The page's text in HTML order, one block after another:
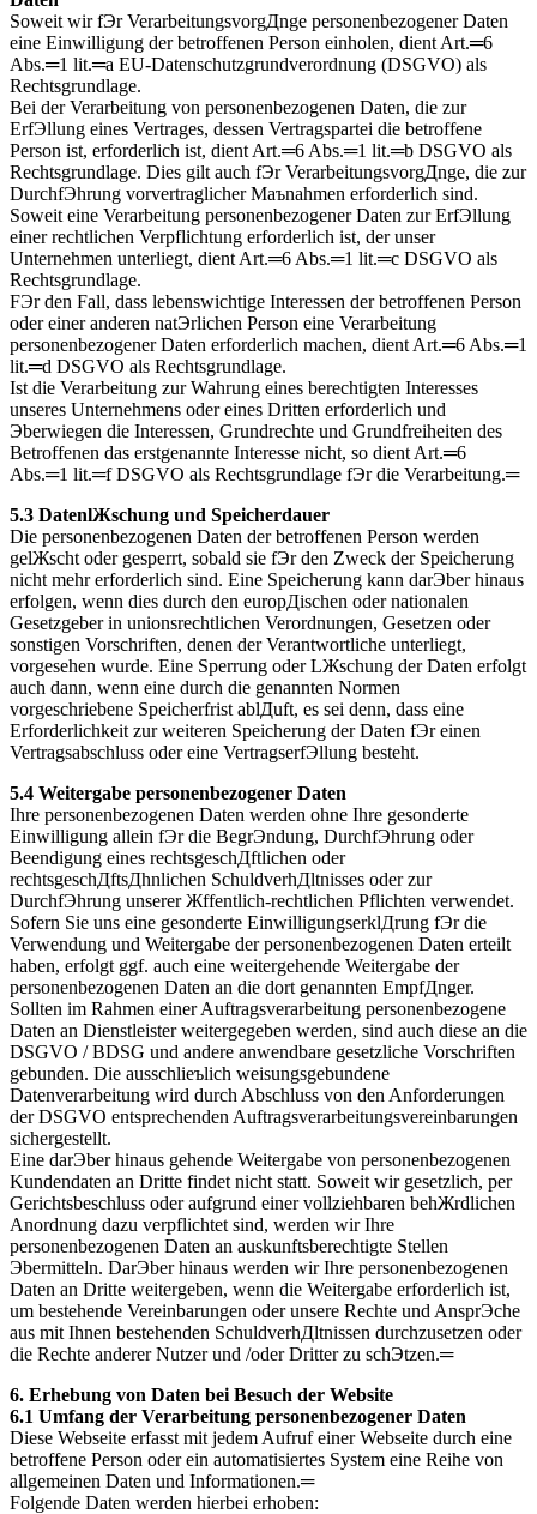
Soweit wir fЭr VerarbeitungsvorgДnge personenbezogener Daten
eine Einwilligung der betroffenen Person einholen, dient Art.═6
Abs.═1 lit.═a EU-Datenschutzgrundverordnung (DSGVO) als
Rechtsgrundlage.
Bei der Verarbeitung von personenbezogenen Daten, die zur
ErfЭllung eines Vertrages, dessen Vertragspartei die betroffene
Person ist, erforderlich ist, dient Art.═6 Abs.═1 lit.═b DSGVO als
Rechtsgrundlage. Dies gilt auch fЭr VerarbeitungsvorgДnge, die zur
DurchfЭhrung vorvertraglicher Maъnahmen erforderlich sind.
Soweit eine Verarbeitung personenbezogener Daten zur ErfЭllung
einer rechtlichen Verpflichtung erforderlich ist, der unser
Unternehmen unterliegt, dient Art.═6 Abs.═1 lit.═c DSGVO als
Rechtsgrundlage.
FЭr den Fall, dass lebenswichtige Interessen der betroffenen Person
oder einer anderen natЭrlichen Person eine Verarbeitung
personenbezogener Daten erforderlich machen, dient Art.═6 Abs.═1
lit.═d DSGVO als Rechtsgrundlage.
Ist die Verarbeitung zur Wahrung eines berechtigten Interesses
unseres Unternehmens oder eines Dritten erforderlich und
Эberwiegen die Interessen, Grundrechte und Grundfreiheiten des
Betroffenen das erstgenannte Interesse nicht, so dient Art.═6
Abs.═1 lit.═f DSGVO als Rechtsgrundlage fЭr die Verarbeitung.═
5.3 DatenlЖschung und Speicherdauer
Die personenbezogenen Daten der betroffenen Person werden
gelЖscht oder gesperrt, sobald sie fЭr den Zweck der Speicherung
nicht mehr erforderlich sind. Eine Speicherung kann darЭber hinaus
erfolgen, wenn dies durch den europДischen oder nationalen
Gesetzgeber in unionsrechtlichen Verordnungen, Gesetzen oder
sonstigen Vorschriften, denen der Verantwortliche unterliegt,
vorgesehen wurde. Eine Sperrung oder LЖschung der Daten erfolgt
auch dann, wenn eine durch die genannten Normen
vorgeschriebene Speicherfrist ablДuft, es sei denn, dass eine
Erforderlichkeit zur weiteren Speicherung der Daten fЭr einen
Vertragsabschluss oder eine VertragserfЭllung besteht.
5.4 Weitergabe personenbezogener Daten
Ihre personenbezogenen Daten werden ohne Ihre gesonderte
Einwilligung allein fЭr die BegrЭndung, DurchfЭhrung oder
Beendigung eines rechtsgeschДftlichen oder
rechtsgeschДftsДhnlichen SchuldverhДltnisses oder zur
DurchfЭhrung unserer Жffentlich-rechtlichen Pflichten verwendet.
Sofern Sie uns eine gesonderte EinwilligungserklДrung fЭr die
Verwendung und Weitergabe der personenbezogenen Daten erteilt
haben, erfolgt ggf. auch eine weitergehende Weitergabe der
personenbezogenen Daten an die dort genannten EmpfДnger.
Sollten im Rahmen einer Auftragsverarbeitung personenbezogene
Daten an Dienstleister weitergegeben werden, sind auch diese an die
DSGVO / BDSG und andere anwendbare gesetzliche Vorschriften
gebunden. Die ausschlieъlich weisungsgebundene
Datenverarbeitung wird durch Abschluss von den Anforderungen
der DSGVO entsprechenden Auftragsverarbeitungsvereinbarungen
sichergestellt.
Eine darЭber hinaus gehende Weitergabe von personenbezogenen
Kundendaten an Dritte findet nicht statt. Soweit wir gesetzlich, per
Gerichtsbeschluss oder aufgrund einer vollziehbaren behЖrdlichen
Anordnung dazu verpflichtet sind, werden wir Ihre
personenbezogenen Daten an auskunftsberechtigte Stellen
Эbermitteln. DarЭber hinaus werden wir Ihre personenbezogenen
Daten an Dritte weitergeben, wenn die Weitergabe erforderlich ist,
um bestehende Vereinbarungen oder unsere Rechte und AnsprЭche
aus mit Ihnen bestehenden SchuldverhДltnissen durchzusetzen oder
die Rechte anderer Nutzer und /oder Dritter zu schЭtzen.═
6. Erhebung von Daten bei Besuch der Website
6.1 Umfang der Verarbeitung personenbezogener Daten
Diese Webseite erfasst mit jedem Aufruf einer Webseite durch eine
betroffene Person oder ein automatisiertes System eine Reihe von
allgemeinen Daten und Informationen.═
Folgende Daten werden hierbei erhoben: